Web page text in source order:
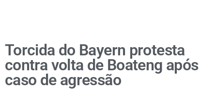
Torcida do Bayern protesta
contra volta de Boateng após
caso de agressão